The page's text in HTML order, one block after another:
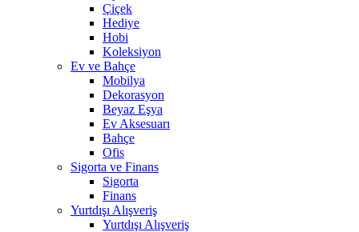
Çiçek
Hediye
Hobi
Koleksiyon
Ev ve Bahçe
Mobilya
Dekorasyon
Beyaz Eşya
Ev Aksesuarı
Bahçe
Ofis
Sigorta ve Finans
Sigorta
Finans
Yurtdışı Alışveriş
Yurtdışı Alışveriş